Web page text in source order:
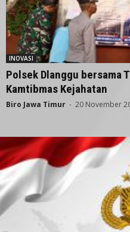
INOVASI
Polsek Dlanggu bersama
Kamtibmas Kejahatan
Biro Jawa Timur - 20 November